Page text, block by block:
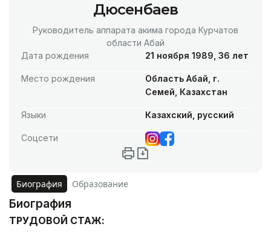
Дюсенбаев
Руководитель аппарата акима города Курчатов
области Абай
Дата рождения
21 ноября 1989, 36 лет
Место рождения
Область Абай, г.
Семей, Казахстан
Языки Казахский, русский
Соцсети
Биография Образование
Биография
ТРУДОВОЙ СТАЖ: